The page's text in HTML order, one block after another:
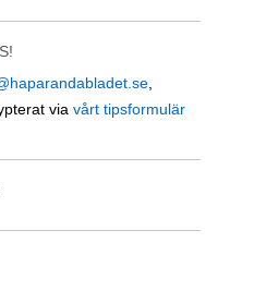
via vårt tipsformulär